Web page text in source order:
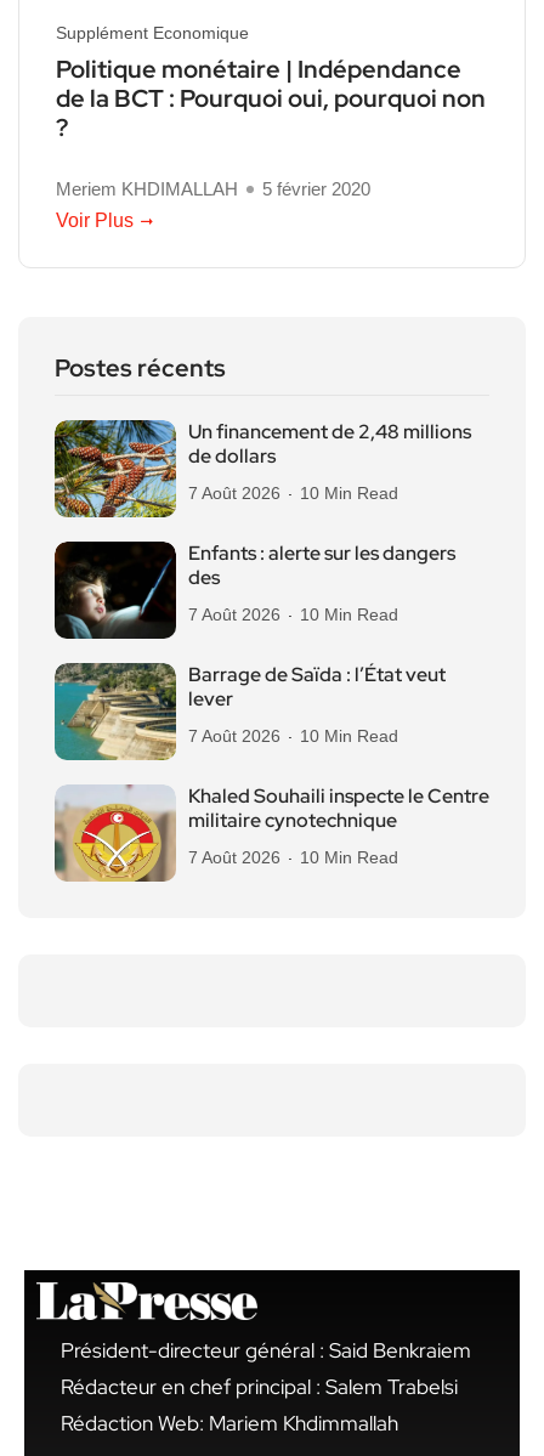
Supplément Economique
Politique monétaire | Indépendance
de la BCT : Pourquoi oui, pourquoi non
?
Meriem KHDIMALLAH
5 février 2020
Voir Plus
Postes récents
Un financement de 2,48 millions
de dollars
7 Août 2026 10 Min Read
Enfants : alerte sur les dangers
des
7 Août 2026 10 Min Read
Barrage de Saïda : l’État veut
lever
7 Août 2026 10 Min Read
Khaled Souhaili inspecte le Centre
militaire cynotechnique
7 Août 2026 10 Min Read
Président-directeur général : Said Benkraiem
Rédacteur en chef principal : Salem Trabelsi
Rédaction Web: Mariem Khdimmallah